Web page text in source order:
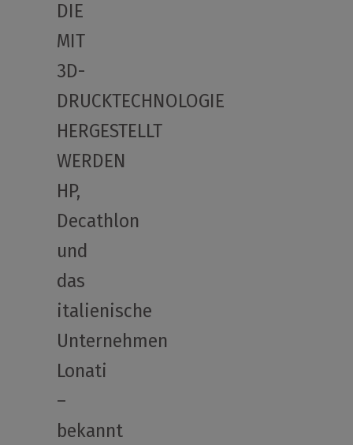
DIE
MIT
3D-
DRUCKTECHNOLOGIE
HERGESTELLT
WERDEN
HP,
Decathlon
und
das
italienische
Unternehmen
Lonati
–
bekannt